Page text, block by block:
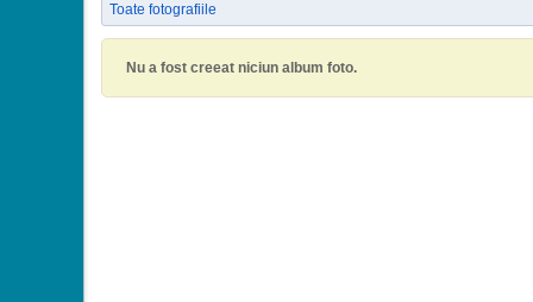
Toate fotografiile
Nu a fost creeat niciun album foto.